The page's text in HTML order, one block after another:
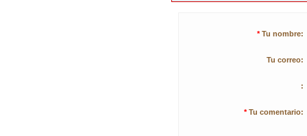
* Tu nombre:
Tu correo:
:
* Tu comentario: